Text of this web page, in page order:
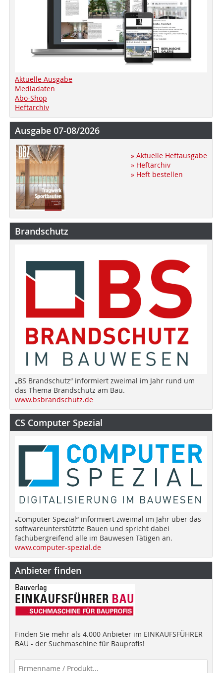
Aktuelle Ausgabe
Mediadaten
Abo-Shop
Heftarchiv
Ausgabe 07-08/2026
» Aktuelle Heftausgabe
» Heftarchiv
» Heft bestellen
Brandschutz
„BS Brandschutz“ informiert zweimal im Jahr rund um
das Thema Brandschutz am Bau.
www.bsbrandschutz.de
CS Computer Spezial
„Computer Spezial“ informiert zweimal im Jahr über das
softwareunterstützte Bauen und spricht dabei
fachübergreifend alle im Bauwesen Tätigen an.
www.computer-spezial.de
Anbieter finden
Finden Sie mehr als 4.000 Anbieter im EINKAUFSFÜHRER
BAU - der Suchmaschine für Bauprofis!